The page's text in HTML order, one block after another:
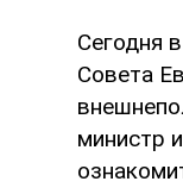
Сегодня
Совета
министр